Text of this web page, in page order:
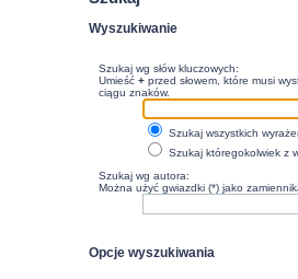
Wyszukiwanie
Szukaj wg słów kluczowych:
Umieść+ przed słowem, które musi
ciągu znaków.
Szukaj wszystkich
Szukaj któregokolwiek z
Szukaj wg autora:
Można użyć gwiazdki (*) jako
Opcje wyszukiwania